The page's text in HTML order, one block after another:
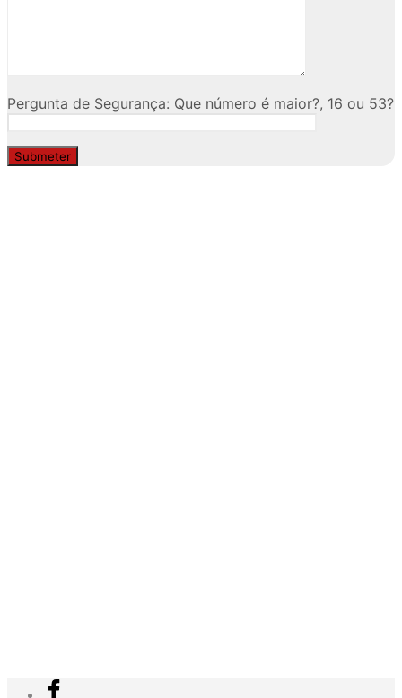
Pergunta de Segurança: Que número é maior?, 16 ou 53?